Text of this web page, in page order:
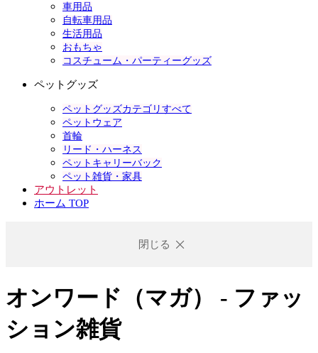
車用品
自転車用品
生活用品
おもちゃ
コスチューム・パーティーグッズ
ペットグッズ
ペットグッズカテゴリすべて
ペットウェア
首輪
リード・ハーネス
ペットキャリーバック
ペット雑貨・家具
アウトレット
ホーム TOP
閉じる
オンワード（マガ） - ファッ
ション雑貨